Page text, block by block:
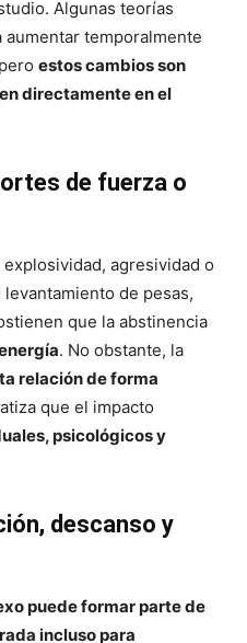
Algunas teorías
temporalmente
estos cambios son
directamente en el
de fuerza o
agresividad o
de pesas,
que la abstinencia
. No obstante, la
relación de forma
que el impacto
psicológicos y
descanso y
puede formar parte de
incluso para